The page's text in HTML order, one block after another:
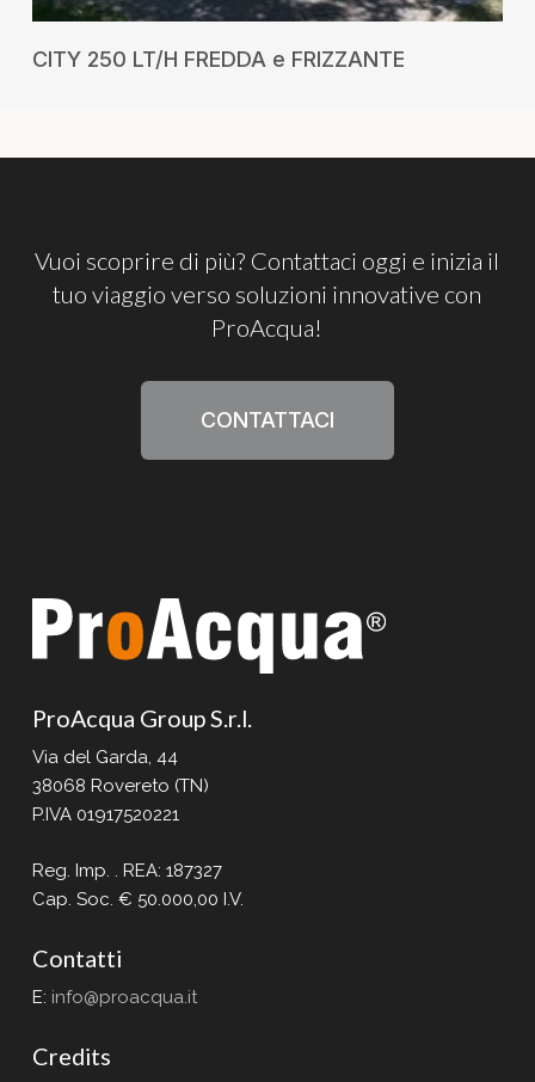
CITY 250 LT/H FREDDA e FRIZZANTE
Vuoi scoprire di più? Contattaci oggi e inizia il
tuo viaggio verso soluzioni innovative con
ProAcqua!
CONTATTACI
ProAcqua Group S.r.l.
Via del Garda, 44
38068 Rovereto (TN)
P.IVA 01917520221
Reg. Imp. . REA: 187327
Cap. Soc. € 50.000,00 I.V.
Contatti
E: info@proacqua.it
Credits